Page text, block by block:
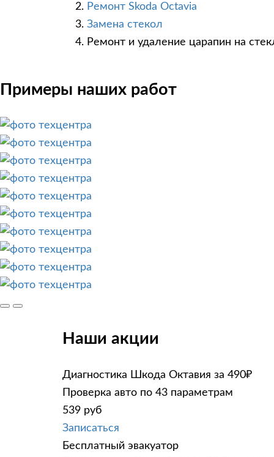
Ремонт Skoda Octavia
Замена стекол
Ремонт и удаление царапин на
Примеры наших работ
Наши акции
Диагностика Шкода Октавия за 490₽
Проверка авто по 43 параметрам
539 руб
Записаться
Бесплатный эвакуатор